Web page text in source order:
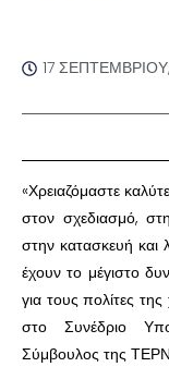
17
«Χρειαζόμαστε
στον σχεδιασμό,
στην κατασκευή και
έχουν το μέγιστο
για τους πολίτες
στο Συνέδριο
Σύμβουλος της